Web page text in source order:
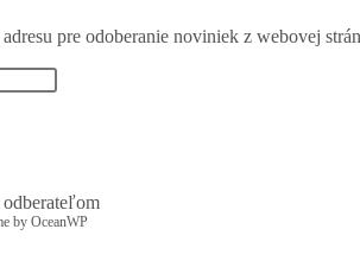
pre odoberanie noviniek z webovej
by OceanWP